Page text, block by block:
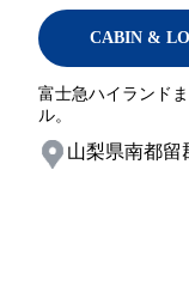
CABIN &
富士急ハイランド
ル。
山梨県南都留